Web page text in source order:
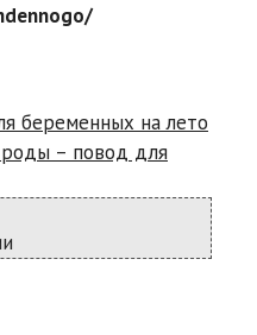
беременных на лето
– повод для